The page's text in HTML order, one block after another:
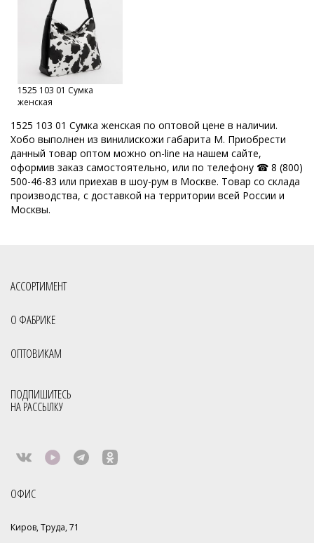
Женские сумки Российской фабрики
Оптовый склад сумок в Москве
Кировские сумки
Сумки от производителя
Оптовая продажа сумок Набор сумок оптом
Кожгалантерейная фабрика Оптовая база сумок
ОССО сумки оптом Киров
Производитель женских сумок Россия
Сумки производство Россия
Сумки фабрики S.Lavia
Коллекция 2024 Базовый ассортимент
1525 103 01 Сумка
женская
1525 103 01 Сумка женская по оптовой цене в наличии.
Хобо выполнен из винилискожи габарита M. Приобрести
данный товар оптом можно on-line на нашем сайте,
оформив заказ самостоятельно, или по телефону ☎ 8 (800)
500-46-83 или приехав в шоу-рум в Москве. Товар со склада
производства, с доставкой на территории всей России и
Москвы.
АССОРТИМЕНТ
О ФАБРИКЕ
ОПТОВИКАМ
ПОДПИШИТЕСЬ
НА РАССЫЛКУ
ОФИС
Киров, Труда, 71